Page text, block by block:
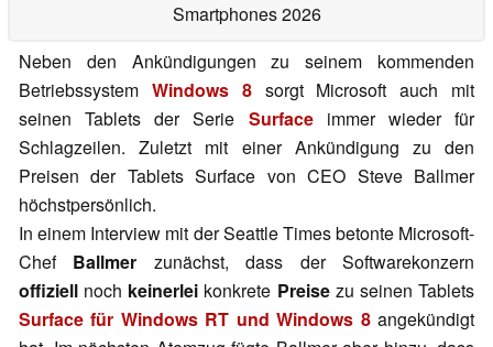
Smartphones 2026
Neben den Ankündigungen zu seinem kommenden
Betriebssystem Windows 8sorgt Microsoft auch mit
seinen Tablets der Serie Surfaceimmer wieder für
Schlagzeilen. Zuletzt mit einer Ankündigung zu den
Preisen der Tablets Surface von CEO Steve Ballmer
höchstpersönlich.
In einem Interview mit der Seattle Times betonte Microsoft-
Chef Ballmer zunächst, dass der Softwarekonzern
offiziell noch keinerlei konkrete Preisezu seinen Tablets
Surface für Windows RT und Windows 8angekündigt